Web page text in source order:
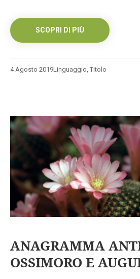
SCOPRI DI PIÙ
4 Agosto 2019Linguaggio Titolo
ANAGRAMMA
OSSIMORO E